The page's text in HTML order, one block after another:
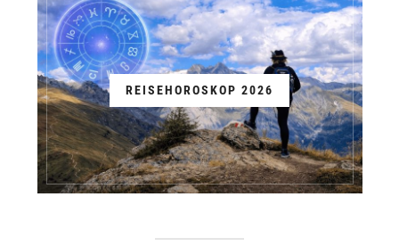
REISEHOROSKOP 2026